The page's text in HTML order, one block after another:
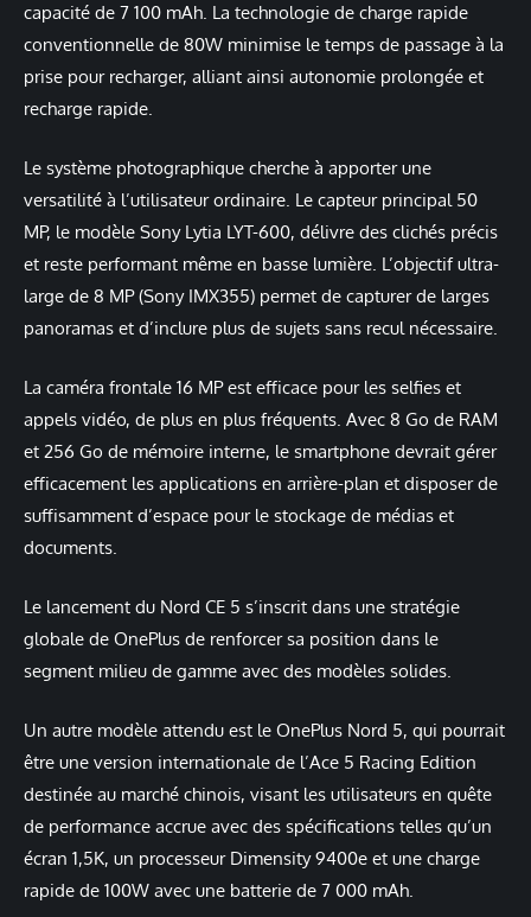
capacité de 7 100 mAh. La technologie de charge rapide
conventionnelle de 80W minimise le temps de passage à la
prise pour recharger, alliant ainsi autonomie prolongée et
recharge rapide.
Le système photographique cherche à apporter une
versatilité à l’utilisateur ordinaire. Le capteur principal 50
MP, le modèle Sony Lytia LYT-600, délivre des clichés précis
et reste performant même en basse lumière. L’objectif ultra-
large de 8 MP (Sony IMX355) permet de capturer de larges
panoramas et d’inclure plus de sujets sans recul nécessaire.
La caméra frontale 16 MP est efficace pour les selfies et
appels vidéo, de plus en plus fréquents. Avec 8 Go de RAM
et 256 Go de mémoire interne, le smartphone devrait gérer
efficacement les applications en arrière-plan et disposer de
suffisamment d’espace pour le stockage de médias et
documents.
Le lancement du Nord CE 5 s’inscrit dans une stratégie
globale de OnePlus de renforcer sa position dans le
segment milieu de gamme avec des modèles solides.
Un autre modèle attendu est le OnePlus Nord 5, qui pourrait
être une version internationale de l’Ace 5 Racing Edition
destinée au marché chinois, visant les utilisateurs en quête
de performance accrue avec des spécifications telles qu’un
écran 1,5K, un processeur Dimensity 9400e et une charge
rapide de 100W avec une batterie de 7 000 mAh.